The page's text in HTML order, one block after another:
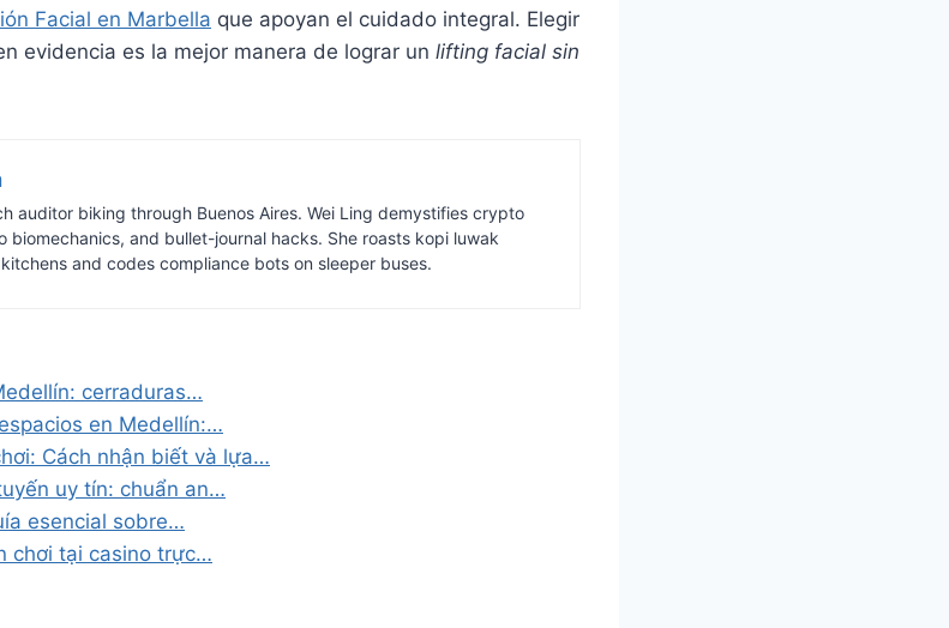
Facial en Marbella que apoyan el cuidado integral. Elegir
evidencia es la mejor manera de lograr un lifting facial sin
auditor biking through Buenos Aires. Wei Ling demystifies crypto
biomechanics, and bullet-journal hacks. She roasts kopi luwak
and codes compliance bots on sleeper buses.
cerraduras…
en Medellín:…
Cách nhận biết và lựa…
uy tín: chuẩn an…
esencial sobre…
chơi tại casino trực…